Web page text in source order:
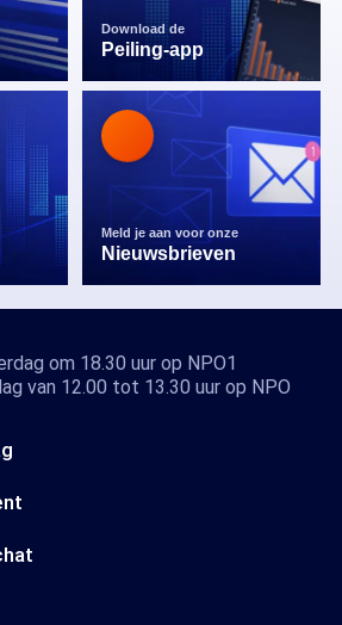
Download de
Peiling-app
Meld je aan voor onze
Nieuwsbrieven
om 18.30 uur op NPO1
van 12.00 tot 13.30 uur op NPO